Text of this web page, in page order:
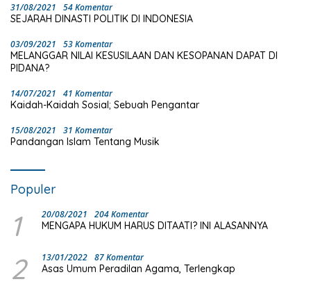
31/08/2021 54 Komentar
SEJARAH DINASTI POLITIK DI INDONESIA
03/09/2021 53 Komentar
MELANGGAR NILAI KESUSILAAN DAN KESOPANAN DAPAT DI
PIDANA?
14/07/2021 41 Komentar
Kaidah-Kaidah Sosial; Sebuah Pengantar
15/08/2021 31 Komentar
Pandangan Islam Tentang Musik
Populer
1 20/08/2021 204 Komentar
MENGAPA HUKUM HARUS DITAATI? INI ALASANNYA
2 13/01/2022 87 Komentar
Asas Umum Peradilan Agama, Terlengkap